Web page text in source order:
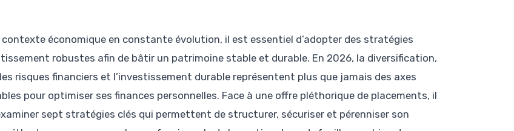
contexte économique en constante évolution, il est essentiel d’adopter des stratégies
robustes afin de bâtir un patrimoine stable et durable. En 2026, la diversification,
risques financiers et l’investissement durable représentent plus que jamais des axes
pour optimiser ses finances personnelles. Face à une offre pléthorique de placements, il
sept stratégies clés qui permettent de structurer, sécuriser et pérenniser son